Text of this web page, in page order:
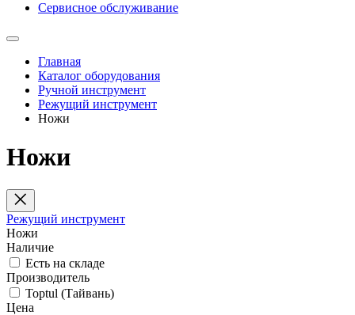
Сервисное обслуживание
Главная
Каталог оборудования
Ручной инструмент
Режущий инструмент
Ножи
Ножи
Режущий инструмент
Ножи
Наличие
Есть на складе
Производитель
Toptul (Тайвань)
Цена